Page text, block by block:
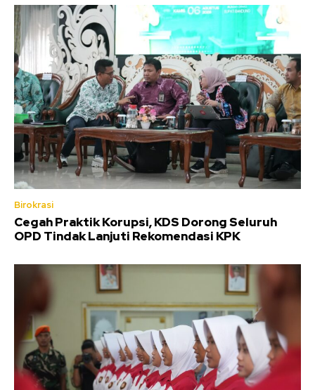
Birokrasi
Cegah Praktik Korupsi, KDS Dorong Seluruh
OPD Tindak Lanjuti Rekomendasi KPK